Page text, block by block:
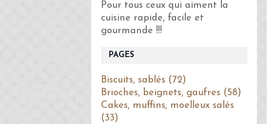
Pour tous ceux qui aiment la
cuisine rapide, facile et
gourmande !!!
PAGES
Biscuits, sablés (72)
Brioches, beignets, gaufres (58)
Cakes, muffins, moelleux salés
(33)